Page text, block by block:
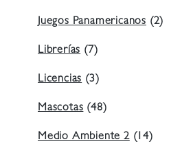
Juegos Panamericanos (2)
Librerías(7)
Licencias(3)
Mascotas(48)
Medio Ambiente 2(14)